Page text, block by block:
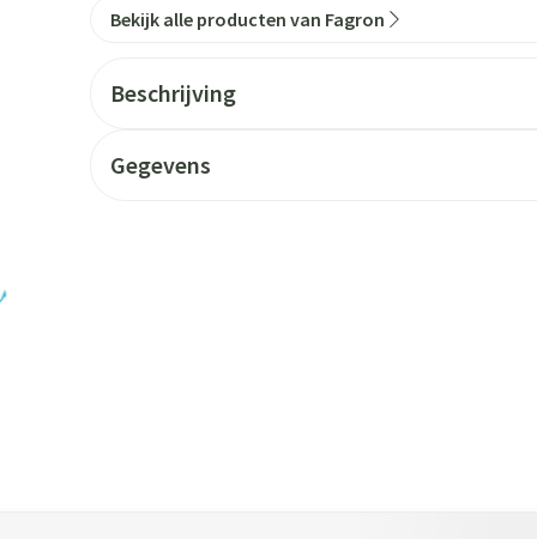
Bekijk alle producten van Fagron
Beschrijving
Gegevens